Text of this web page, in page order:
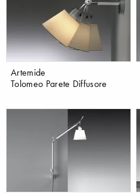
Artemide
Tolomeo Parete Diffusore